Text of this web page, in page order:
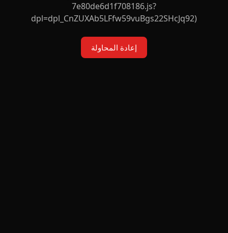
7e80de6d1f708186.js?
dpl=dpl_CnZUXAb5LFfw59vuBgs22SHcJq92)
إعادة المحاولة